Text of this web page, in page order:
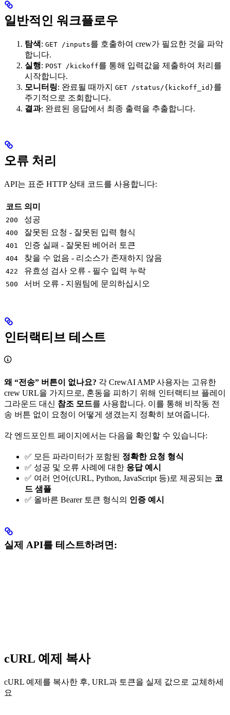
일반적인 워크플로우
탐색: GET /inputs를 호출하여 crew가 필요한 것을 파악
합니다.
실행: POST /kickoff를 통해 입력값을 제출하여 처리를
시작합니다.
모니터링: 완료될 때까지 GET /status/{kickoff_id}를
주기적으로 조회합니다.
결과: 완료된 응답에서 최종 출력을 추출합니다.
오류 처리
API는 표준 HTTP 상태 코드를 사용합니다:
코드 의미
200 성공
400 잘못된 요청 - 잘못된 입력 형식
401 인증 실패 - 잘못된 베어러 토큰
404 찾을 수 없음 - 리소스가 존재하지 않음
422 유효성 검사 오류 - 필수 입력 누락
500 서버 오류 - 지원팀에 문의하십시오
인터랙티브 테스트
왜 “전송” 버튼이 없나요? 각 CrewAI AMP 사용자는 고유한
crew URL을 가지므로, 혼동을 피하기 위해 인터랙티브 플레이
그라운드 대신 참조 모드를 사용합니다. 이를 통해 비작동 전
송 버튼 없이 요청이 어떻게 생겼는지 정확히 보여줍니다.
각 엔드포인트 페이지에서는 다음을 확인할 수 있습니다:
✅ 모든 파라미터가 포함된 정확한 요청 형식
✅ 성공 및 오류 사례에 대한 응답 예시
✅ 여러 언어(cURL, Python, JavaScript 등)로 제공되는 코
드 샘플
✅ 올바른 Bearer 토큰 형식의 인증 예시
실제 API를 테스트하려면:
cURL 예제 복사
cURL 예제를 복사한 후, URL과 토큰을 실제 값으로 교체하세
요